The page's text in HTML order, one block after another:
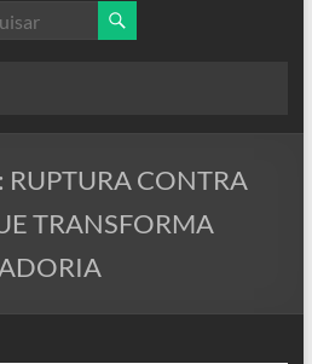
CONTRA
TRANSFORMA